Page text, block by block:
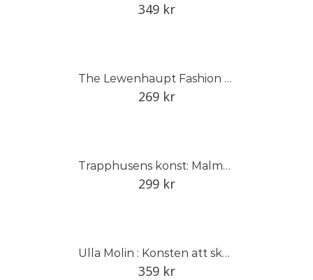
349 kr
The Lewenhaupt Fashion Collection
269 kr
Trapphusens konst: Malmö 1930–1940
299 kr
Ulla Molin : Konsten att skapa den tidlösa trädgården
359 kr